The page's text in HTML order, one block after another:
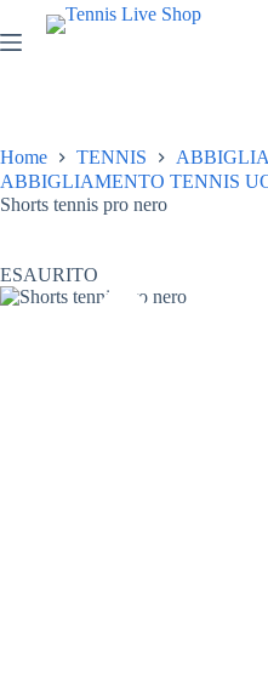
al
contenuto
Home TENNIS
ABBIGLIAMENTO TENNIS
Shorts tennis pro nero
ESAURITO